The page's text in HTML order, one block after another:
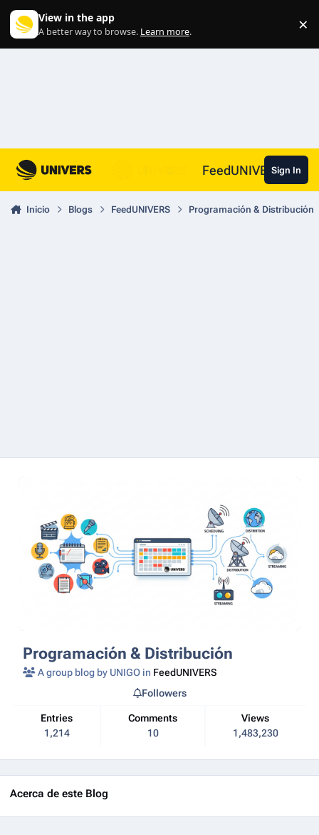
View in the app
A better way to browse. Learn more. ×
FeedUNIVERSSign In
Inicio Blogs FeedUNIVERS Programación & Distribución
Programación & Distribución
A group blog by UNIGO in FeedUNIVERS
Entries
1,214
Comments
10
Views
1,483,230
Followers
Acerca de este Blog